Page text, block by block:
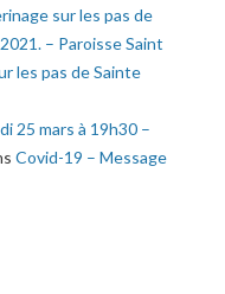
sur les pas de
– Paroisse Saint
les pas de Sainte
25 mars à 19h30 –
Covid-19 – Message